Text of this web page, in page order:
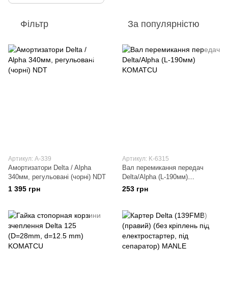
Фільтр За популярністю
Артикул: A-339
Амортизатори Delta / Alpha
340мм, регульовані (чорні) NDT
1 395 грн
Артикул: K-6315
Вал перемикання передач
Delta/Alpha (L-190мм)
KOMATCU
253 грн